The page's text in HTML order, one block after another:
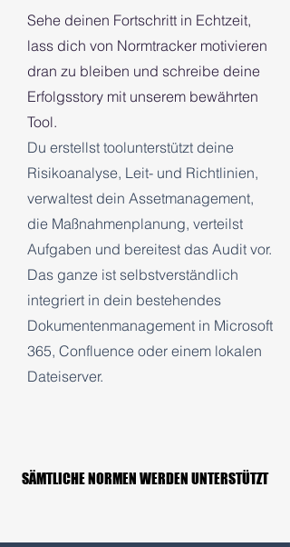
Sehe deinen Fortschritt in Echtzeit,
lass dich von Normtracker motivieren
dran zu bleiben und schreibe deine
Erfolgsstory mit unserem bewährten
Tool.
Du erstellst toolunterstützt deine
Risikoanalyse, Leit- und Richtlinien,
verwaltest dein Assetmanagement,
die Maßnahmenplanung, verteilst
Aufgaben und bereitest das Audit vor.
Das ganze ist selbstverständlich
integriert in dein bestehendes
Dokumentenmanagement in Microsoft
365, Confluence oder einem lokalen
Dateiserver.
SÄMTLICHE NORMEN WERDEN UNTERSTÜTZT
SÄMTLICHE NORMEN WERDEN UNTERSTÜTZT